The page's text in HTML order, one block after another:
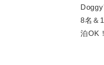
8名＆
泊OK！